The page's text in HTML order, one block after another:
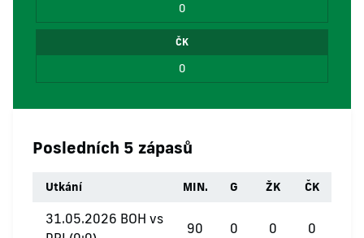
0
ČK
0
Posledních 5 zápasů
Utkání MIN. G ŽK ČK
31.05.2026 BOH vs
90 0 0 0